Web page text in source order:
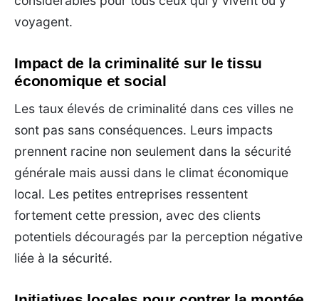
voyagent.
Impact de la criminalité sur le tissu
économique et social
Les taux élevés de criminalité dans ces villes ne
sont pas sans conséquences. Leurs impacts
prennent racine non seulement dans la sécurité
générale mais aussi dans le climat économique
local. Les petites entreprises ressentent
fortement cette pression, avec des clients
potentiels découragés par la perception négative
liée à la sécurité.